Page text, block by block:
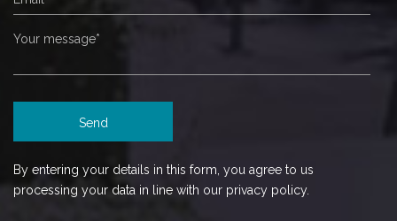
By entering your details in this form, you agree to us
processing your data in line with our privacy policy.